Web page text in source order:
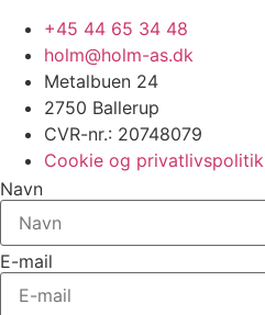
+45 44 65 34 48
holm@holm-as.dk
Metalbuen 24
2750 Ballerup
CVR-nr.: 20748079
Cookie og privatlivspolitik
Navn
E-mail